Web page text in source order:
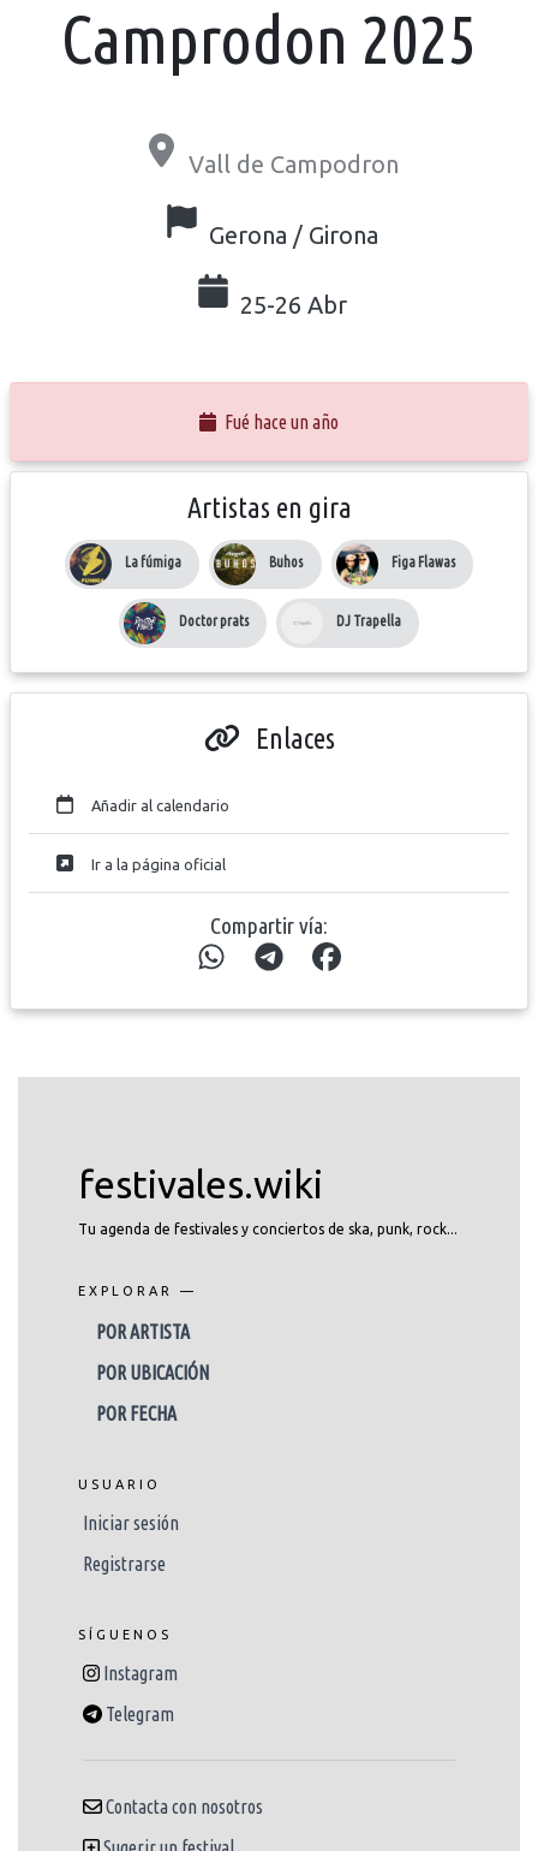
Camprodon 2025
Vall de Campodron
Gerona / Girona
25-26 Abr
Fué hace un año
Artistas en gira
La fúmiga Buhos Figa Flawas
Doctor prats DJ Trapella
Enlaces
Añadir al calendario
Ir a la página oficial
Compartir vía:
festivales.wiki
Tu agenda de festivales y conciertos de ska, punk, rock...
EXPLORAR —
POR ARTISTA
POR UBICACIÓN
POR FECHA
USUARIO
Iniciar sesión
Registrarse
SÍGUENOS
Instagram
Telegram
Contacta con nosotros